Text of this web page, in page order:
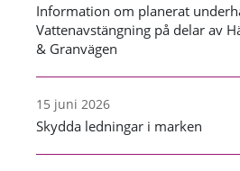
Information om planerat
Vattenavstängning på delar av
& Granvägen
15 juni 2026
Skydda ledningar i marken